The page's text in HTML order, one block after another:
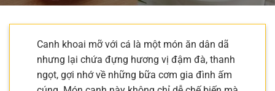
Canh khoai mỡ với cá là một món ăn dân dã
nhưng lại chứa đựng hương vị đậm đà, thanh
ngọt, gợi nhớ về những bữa cơm gia đình ấm